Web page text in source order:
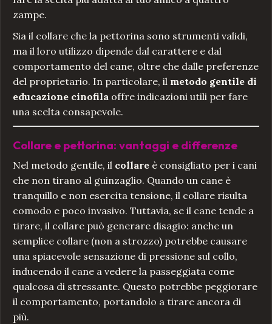
zampe.
Sia il collare che la pettorina sono strumenti validi,
ma il loro utilizzo dipende dal carattere e dal
comportamento del cane, oltre che dalle preferenze
del proprietario. In particolare, il metodo gentile di
educazione cinofila offre indicazioni utili per fare
una scelta consapevole.
Collare e pettorina: vantaggi e differenze
Nel metodo gentile, il collare è consigliato per i cani
che non tirano al guinzaglio. Quando un cane è
tranquillo e non esercita tensione, il collare risulta
comodo e poco invasivo. Tuttavia, se il cane tende a
tirare, il collare può generare disagio: anche un
semplice collare (non a strozzo) potrebbe causare
una spiacevole sensazione di pressione sul collo,
inducendo il cane a vedere la passeggiata come
qualcosa di stressante. Questo potrebbe peggiorare
il comportamento, portandolo a tirare ancora di
più.